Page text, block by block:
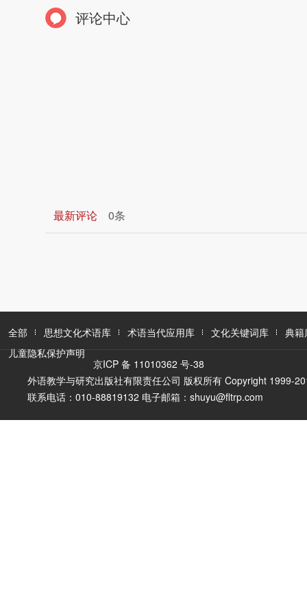
评论中心
最新评论 0条
全部 思想文化术语库 术语当代应用库 文化关键词库
典籍
儿童隐私保护声明
京ICP 备 11010362 号-38
外语教学与研究出版社有限责任公司 版权所有 Copyright 1999-
联系电话：010-88819132 电子邮箱：shuyu@fltrp.com